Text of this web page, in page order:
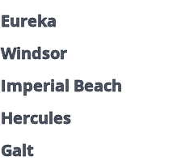
Eureka
Windsor
Imperial Beach
Hercules
Galt